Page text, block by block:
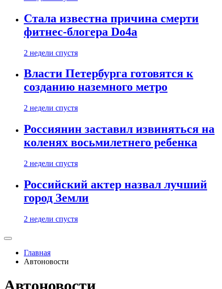
Стала известна причина смерти
фитнес-блогера Do4а
2 недели спустя
Власти Петербурга готовятся к
созданию наземного метро
2 недели спустя
Россиянин заставил извиняться на
коленях восьмилетнего ребенка
2 недели спустя
Российский актер назвал лучший
город Земли
2 недели спустя
Главная
Автоновости